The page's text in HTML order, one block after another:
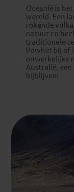
Oceanië is
wereld. Een
rokende
natuur en
traditionele
Powhiri bij of
onwerkelijke
Australië, een
bijblijven!